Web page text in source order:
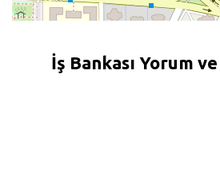
İş Bankası Yorum